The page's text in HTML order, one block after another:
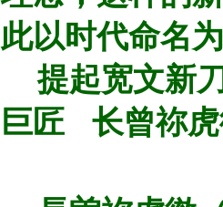
此以时代命名
提起宽文新
巨匠 长曾祢